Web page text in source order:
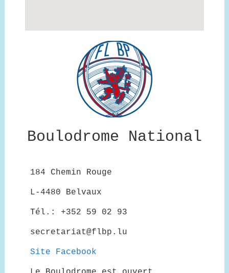
Boulodrome National
184 Chemin Rouge
L-4480 Belvaux
Tél.: +352 59 02 93
secretariat@flbp.lu
Site Facebook